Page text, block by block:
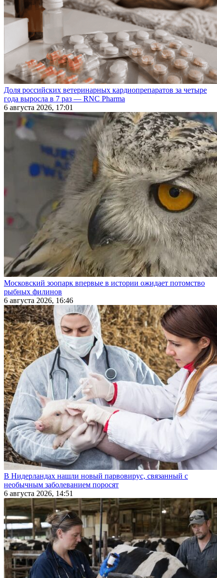
Доля российских ветеринарных кардиопрепаратов за четыре
года выросла в 7 раз — RNC Pharma
6 августа 2026, 17:01
Московский зоопарк впервые в истории ожидает потомство
рыбных филинов
6 августа 2026, 16:46
В Нидерландах нашли новый парвовирус, связанный с
необычным заболеванием поросят
6 августа 2026, 14:51